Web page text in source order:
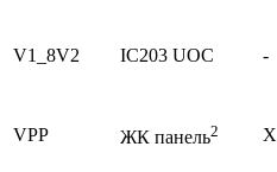
V1_8V2 IC203 UOC -
VPP ЖК панель2 X